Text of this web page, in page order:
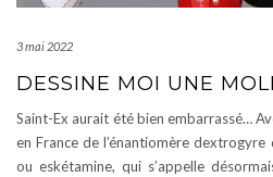
3 mai 2022
DESSINE MOI UNE
Saint-Ex aurait été bien embarrassé…
en France de l’énantiomère
ou eskétamine, qui s’appelle